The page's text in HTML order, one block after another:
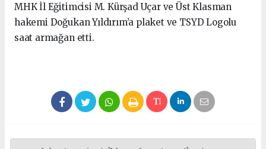
MHK İl Eğitimcisi M. Kürşad Uçar ve Üst Klasman
hakemi Doğukan Yıldırım’a plaket ve TSYD Logolu
saat armağan etti.